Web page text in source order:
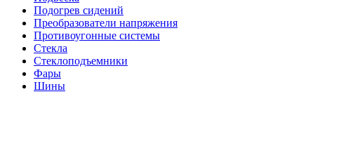
Подогрев сидений
Преобразователи напряжения
Противоугонные системы
Стекла
Стеклоподъемники
Фары
Шины